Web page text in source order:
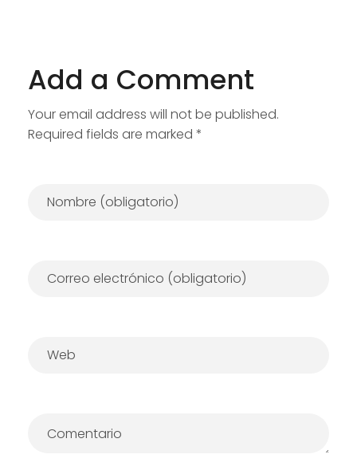
Add a Comment
Your email address will not be published.
Required fields are marked *